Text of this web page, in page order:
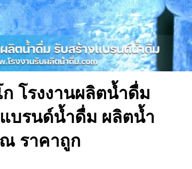
โรงงานผลิตน้ำดื่ม
บรนด์น้ำดื่ม ผลิตน้ำ
ราคาถูก